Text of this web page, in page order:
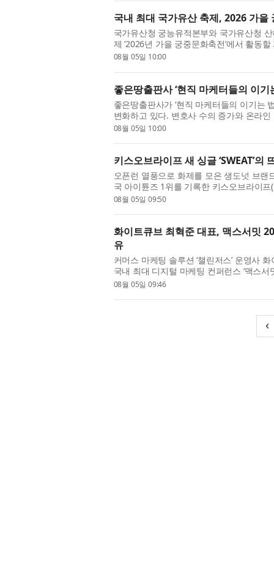
국내 최대 국가유산 축제, 2026 가
국가유산청 궁능유적본부와 국가유산청
제 ‘2026년 가을 궁중문화축전’에서 활동할
매년 봄과 가을, 서...
08월 05일 10:00
좋은땅출판사 ‘현직 마케터들의 이기
좋은땅출판사가 ‘현직 마케터들의 이기는
변화하고 있다. 변호사 수의 증가와 온라
호사에게도 새로운 ...
08월 05일 10:00
키스오브라이프 새 싱글 ‘SWEAT’
오픈런 열풍으로 화제를 모은 생도넛 브
국 아이튠즈 1위를 기록한 키스오브라이프
름의 무드와 만났다. 아...
08월 05일 09:50
화이트큐브 최혁준 대표, 맥스서밋
유
커머스 마케팅 솔루션 ‘챌린저스’ 운영사
국내 최대 디지털 마케팅 컨퍼런스 ‘맥스
서 브랜드의 실제 구매...
08월 05일 09:46
‹